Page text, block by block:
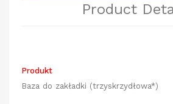
Product
Produkt
Baza do zakładki (trzyskrzydłowa*)